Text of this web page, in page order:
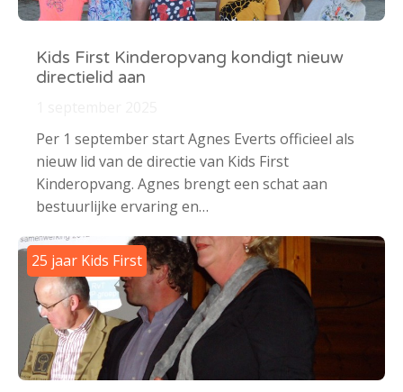
Kids First Kinderopvang kondigt nieuw
directielid aan
Per 1 september start Agnes Everts officieel als
nieuw lid van de directie van Kids First
Kinderopvang. Agnes brengt een schat aan
bestuurlijke ervaring en…
25 jaar Kids First